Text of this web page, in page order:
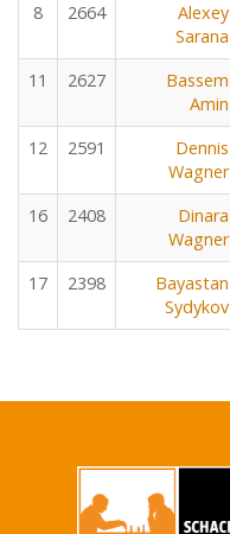
8 2664
Alexey
Sarana
11 2627
Bassem
Amin
12 2591
Dennis
Wagner
16 2408
Dinara
Wagner
17 2398
Bayastan
Sydykov